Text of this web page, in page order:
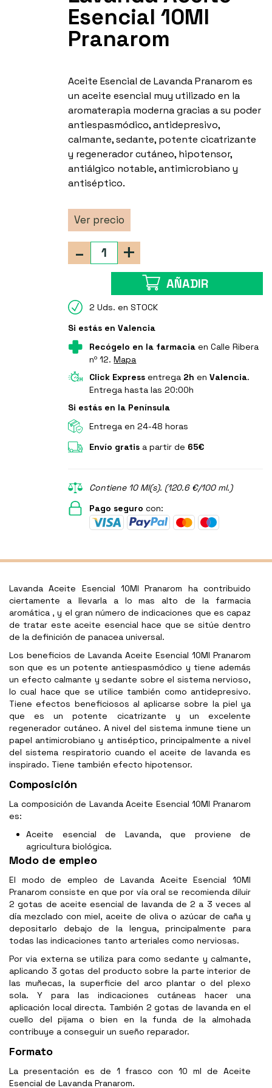
Esencial 10Ml
Pranarom
Aceite Esencial de Lavanda Pranarom es
un aceite esencial muy utilizado en la
aromaterapia moderna gracias a su poder
antiespasmódico, antidepresivo,
calmante, sedante, potente cicatrizante
y regenerador cutáneo, hipotensor,
antiálgico notable, antimicrobiano y
antiséptico.
Ver precio
+
-
AÑADIR
2 Uds. en STOCK
Si estás en Valencia
Recógelo en la farmacia en Calle Ribera
nº 12.Mapa
Click Express entrega 2h enValencia.
Entrega hasta las 20:00h
Si estás en la Península
Entrega en 24-48 horas
Envío gratis a partir de 65€
Contiene 10 Ml(s). (120.6 €/100 ml.)
Pago seguro con:
Lavanda Aceite Esencial 10Ml Pranarom ha contribuido
ciertamente a llevarla a lo mas alto de la farmacia
aromática , y el gran número de indicaciones que es capaz
de tratar este aceite esencial hace que se sitúe dentro
de la definición de panacea universal.
Los beneficios de Lavanda Aceite Esencial 10Ml Pranarom
son que es un potente antiespasmódico y tiene además
un efecto calmante y sedante sobre el sistema nervioso,
lo cual hace que se utilice también como antidepresivo.
Tiene efectos beneficiosos al aplicarse sobre la piel ya
que es un potente cicatrizante y un excelente
regenerador cutáneo. A nivel del sistema inmune tiene un
papel antimicrobiano y antiséptico, principalmente a nivel
del sistema respiratorio cuando el aceite de lavanda es
inspirado. Tiene también efecto hipotensor.
Composición
La composición de Lavanda Aceite Esencial 10Ml Pranarom
es:
Aceite esencial de Lavanda, que proviene de
agricultura biológica.
Modo de empleo
El modo de empleo de Lavanda Aceite Esencial 10Ml
Pranarom consiste en que por vía oral se recomienda diluir
2 gotas de aceite esencial de lavanda de 2 a 3 veces al
día mezclado con miel, aceite de oliva o azúcar de caña y
depositarlo debajo de la lengua, principalmente para
todas las indicaciones tanto arteriales como nerviosas.
Por via externa se utiliza para como sedante y calmante,
aplicando 3 gotas del producto sobre la parte interior de
las muñecas, la superficie del arco plantar o del plexo
sola. Y para las indicaciones cutáneas hacer una
aplicación local directa. También 2 gotas de lavanda en el
cuello del pijama o bien en la funda de la almohada
contribuye a conseguir un sueño reparador.
Formato
La presentación es de 1 frasco con 10 ml de Aceite
Esencial de Lavanda Pranarom.